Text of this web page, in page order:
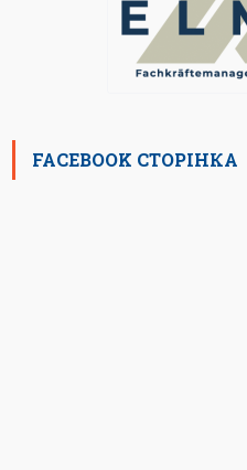
FACEBOOK СТОРІНКА